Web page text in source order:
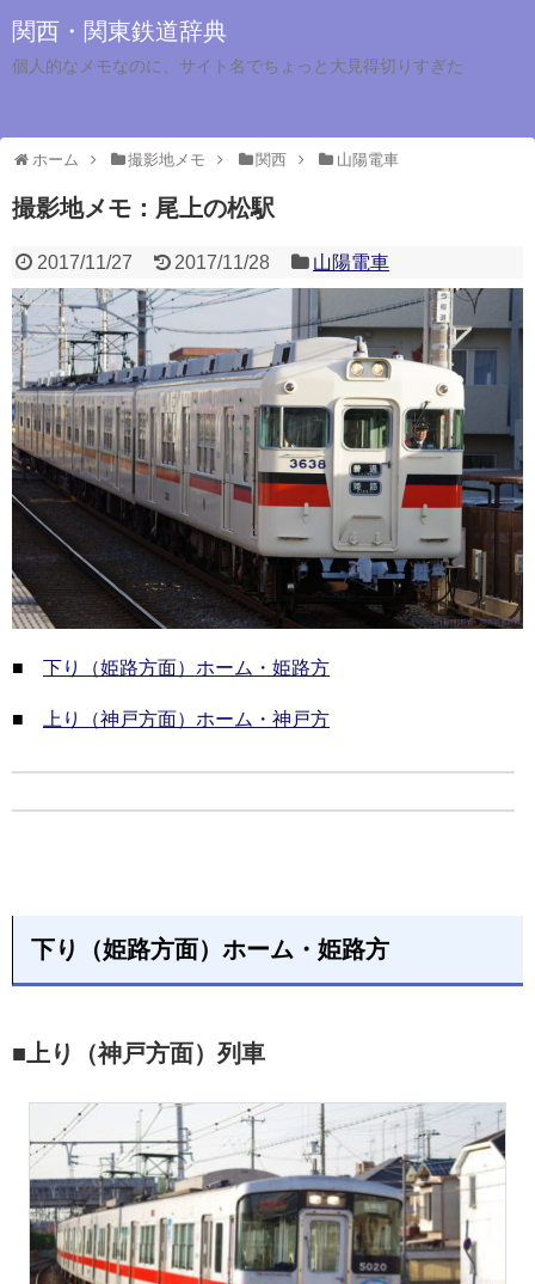
関西・関東鉄道辞典
個人的なメモなのに、サイト名でちょっと大見得切りすぎた
ホーム 撮影地メモ 関西 山陽電車
撮影地メモ：尾上の松駅
2017/11/27 2017/11/28 山陽電車
■ 下り（姫路方面）ホーム・姫路方
■ 上り（神戸方面）ホーム・神戸方
下り（姫路方面）ホーム・姫路方
■上り（神戸方面）列車